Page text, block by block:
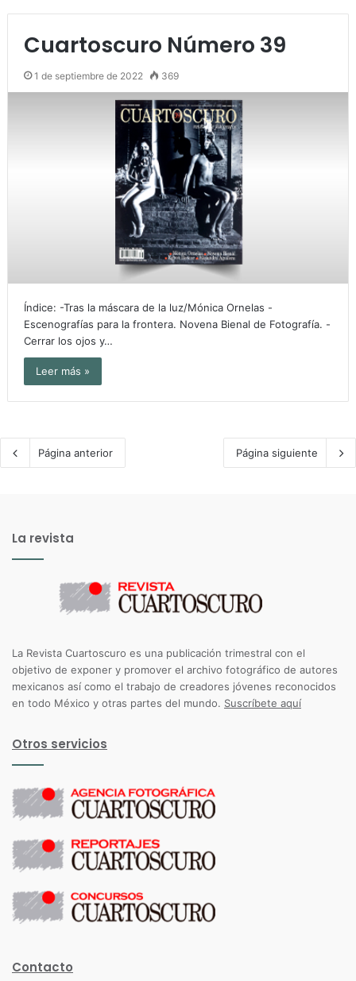
Cuartoscuro Número 39
1 de septiembre de 2022 369
Índice: -Tras la máscara de la luz/Mónica Ornelas -
Escenografías para la frontera. Novena Bienal de Fotografía. -
Cerrar los ojos y…
Leer más »
Página anterior Página siguiente
La revista
La Revista Cuartoscuro es una publicación trimestral con el
objetivo de exponer y promover el archivo fotográfico de autores
mexicanos así como el trabajo de creadores jóvenes reconocidos
en todo México y otras partes del mundo. Suscríbete aquí
Otros servicios
Contacto